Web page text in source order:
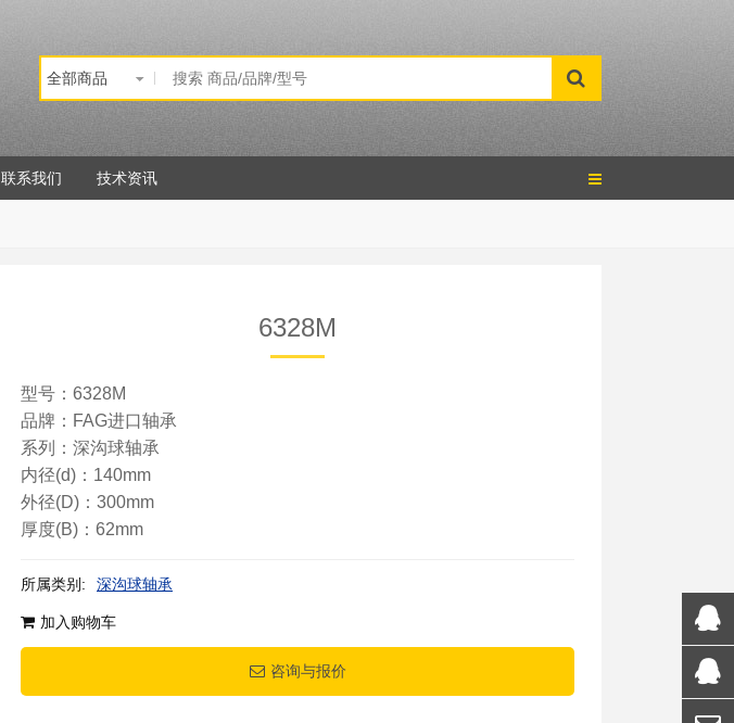
联系我们 技术资讯
6328M
型号：6328M
品牌：FAG进口轴承
系列：深沟球轴承
内径(d)：140mm
外径(D)：300mm
厚度(B)：62mm
所属类别: 深沟球轴承
加入购物车
咨询与报价